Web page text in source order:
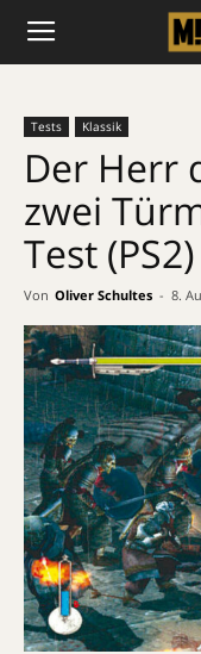
Tests Klassik
Der Herr
zwei
Test (PS2)
Von Oliver Schultes - 8.